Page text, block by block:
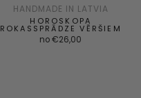
HANDMADE IN LATVIA
HOROSKOPA
ROKASSPRĀDZE VĒRŠIEM
no €26,00